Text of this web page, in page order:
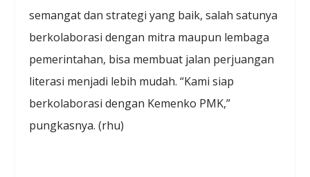
semangat dan strategi yang baik, salah satunya
berkolaborasi dengan mitra maupun lembaga
pemerintahan, bisa membuat jalan perjuangan
literasi menjadi lebih mudah. “Kami siap
berkolaborasi dengan Kemenko PMK,”
pungkasnya. (rhu)